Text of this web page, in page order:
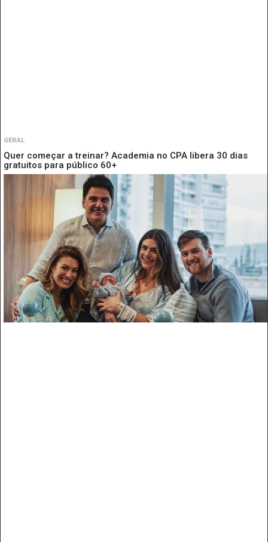
GERAL
Quer começar a treinar? Academia no CPA libera 30 dias
gratuitos para público 60+